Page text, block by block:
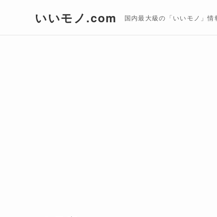
いいモノ.com 国内最大級の「いいモノ」情